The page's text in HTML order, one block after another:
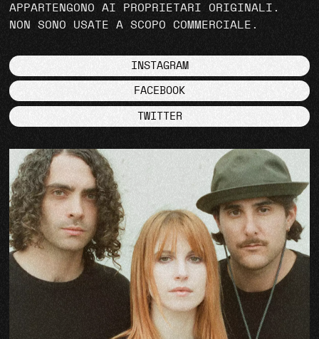
APPARTENGONO AI PROPRIETARI ORIGINALI.
NON SONO USATE A SCOPO COMMERCIALE.
INSTAGRAM
FACEBOOK
TWITTER